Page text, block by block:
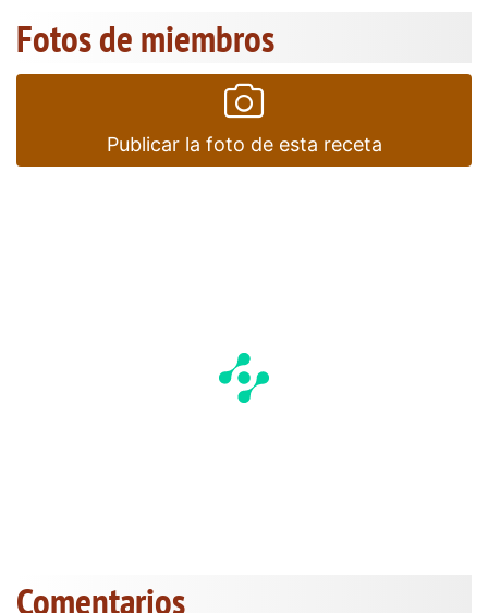
Fotos de miembros
Publicar la foto de esta receta
Comentarios